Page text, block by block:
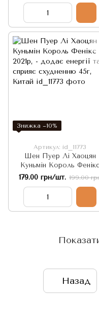
Знижка −10%
Артикул: id_11773
Шен Пуер Лі Хаоцян
Куньмін Король Фенікс
2021р, - додає енергії та
сприяє схудненню 45г,
179.00 грн/шт. 199.00
Назад